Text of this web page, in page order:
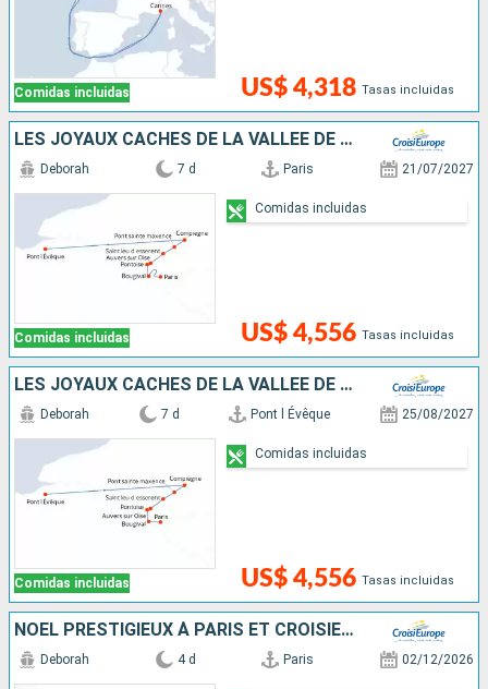
Comidas incluidas US$ 4,318 Tasas incluidas
LES JOYAUX CACHÉS DE LA VALLÉE DE L'OISE, ENTRE DEMEURE HISTORIQUE ET SAVEURS LOCALES
Comidas incluidas
Deborah 7 d Paris 21/07/2027
US$ 4,556 Tasas incluidas
Comidas incluidas
LES JOYAUX CACHÉS DE LA VALLÉE DE L'OISE, ENTRE DEMEURE HISTORIQUE ET SAVEURS LOCALES
Comidas incluidas
Deborah 7 d Pont l Évêque 25/08/2027
US$ 4,556 Tasas incluidas
Comidas incluidas
NOËL PRESTIGIEUX À PARIS ET CROISIÈRE SUR LE CANAL SAINT-MARTIN
Deborah 4 d Paris 02/12/2026